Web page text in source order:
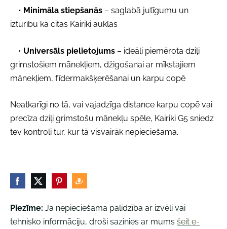
Piezīme: Ja nepieciešama palīdzība ar izvēli vai
tehnisko informāciju, droši sazinies ar mums šeit e-
• Minimāla stiepšanās – saglabā jutīgumu un
izturību kā citas Kairiki auklas
• Universāls pielietojums – ideāli piemērota dziļi
grimstošiem mānekļiem, džigošanai ar mīkstajiem
mānekļiem, fīdermakšķerēšanai un karpu copē
Neatkarīgi no tā, vai vajadzīga distance karpu copē vai
precīza dziļi grimstošu mānekļu spēle, Kairiki G5 sniedz
tev kontroli tur, kur tā visvairāk nepieciešama.